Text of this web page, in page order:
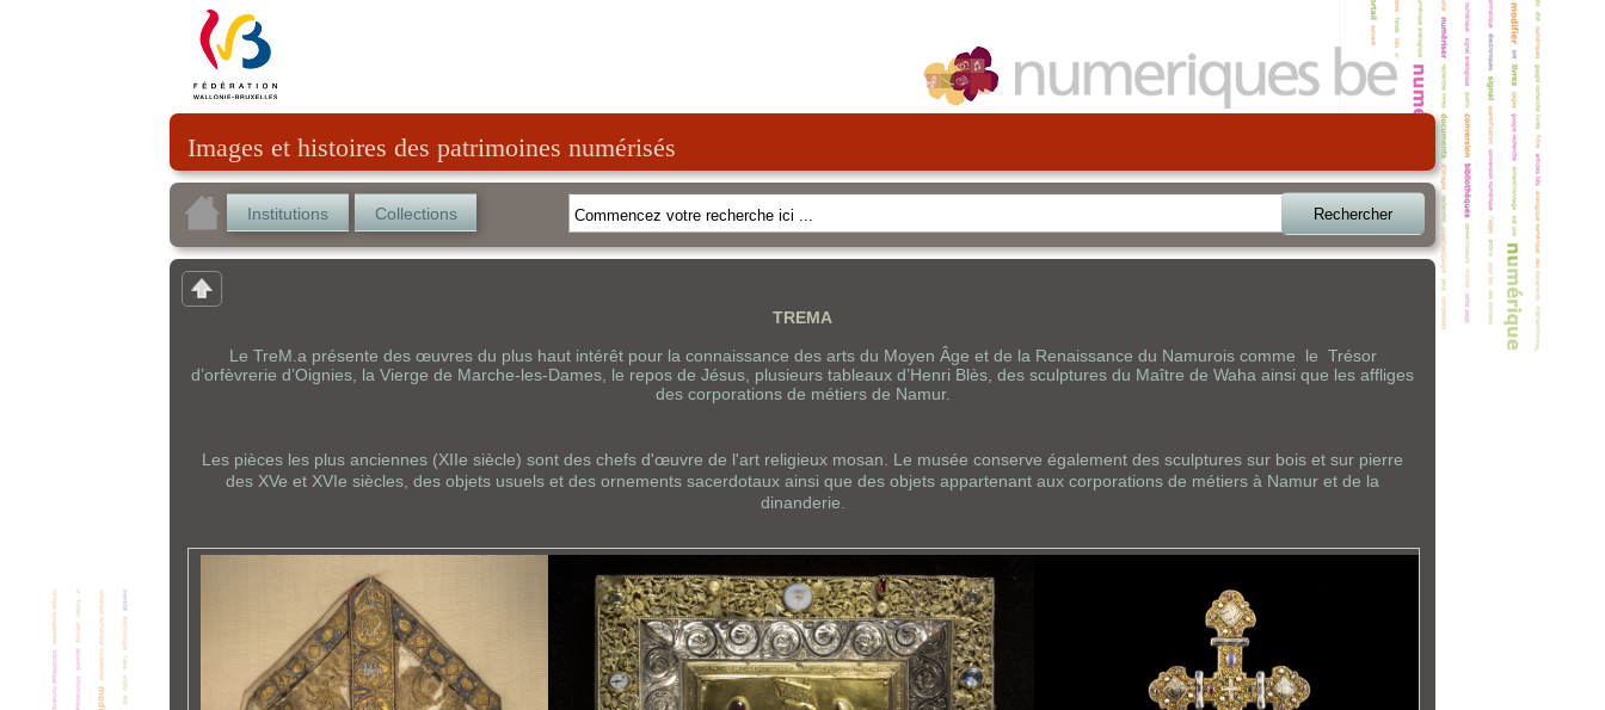
Images et histoires des patrimoines numérisés
Institutions Collections Rechercher
TREMA
Le TreM.a présente des œuvres du plus haut intérêt pour la connaissance des arts du Moyen Âge et de la Renaissance du Namurois comme
le Trésor
d’orfèvrerie d’Oignies, la Vierge de Marche-les-Dames, le repos de Jésus, plusieurs tableaux d’Henri Blès, des sculptures du Maître de Waha ainsi que les affliges
des corporations de métiers de Namur.
Les pièces les plus anciennes (XIIe siècle) sont des chefs d'œuvre de l'art religieux mosan. Le musée conserve également des sculptures sur bois et sur pierre
des XVe et XVIe siècles, des objets usuels et des ornements sacerdotaux ainsi que des objets appartenant aux corporations de métiers à Namur et de la
dinanderie.